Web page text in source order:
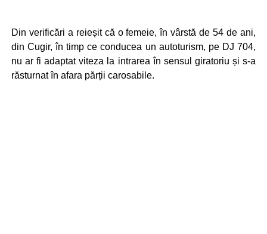
Din verificări a reieșit că o femeie, în vârstă de 54 de ani,
din Cugir, în timp ce conducea un autoturism, pe DJ 704,
nu ar fi adaptat viteza la intrarea în sensul giratoriu și s-a
răsturnat în afara părții carosabile.